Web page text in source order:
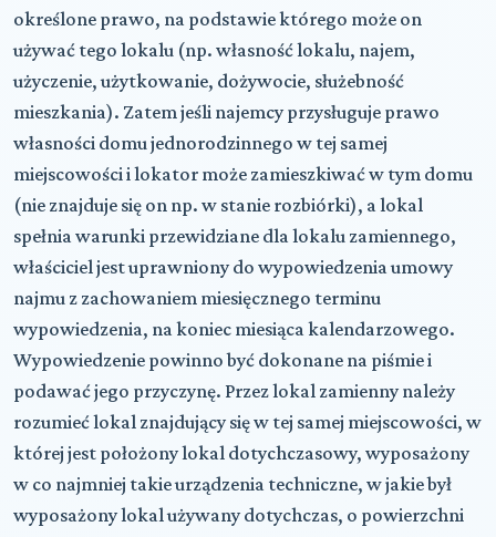
określone prawo, na podstawie którego może on
używać tego lokalu (np. własność lokalu, najem,
użyczenie, użytkowanie, dożywocie, służebność
mieszkania). Zatem jeśli najemcy przysługuje prawo
własności domu jednorodzinnego w tej samej
miejscowości i lokator może zamieszkiwać w tym domu
(nie znajduje się on np. w stanie rozbiórki), a lokal
spełnia warunki przewidziane dla lokalu zamiennego,
właściciel jest uprawniony do wypowiedzenia umowy
najmu z zachowaniem miesięcznego terminu
wypowiedzenia, na koniec miesiąca kalendarzowego.
Wypowiedzenie powinno być dokonane na piśmie i
podawać jego przyczynę. Przez lokal zamienny należy
rozumieć lokal znajdujący się w tej samej miejscowości, w
której jest położony lokal dotychczasowy, wyposażony
w co najmniej takie urządzenia techniczne, w jakie był
wyposażony lokal używany dotychczas, o powierzchni